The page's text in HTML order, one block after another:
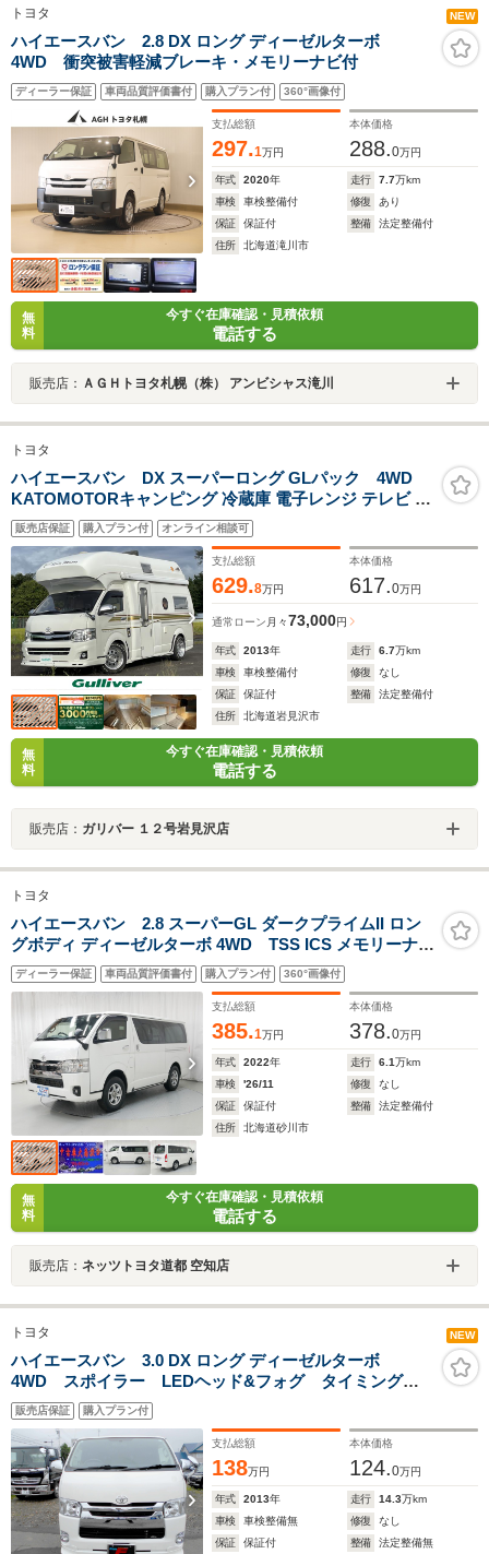
トヨタ NEW
ハイエースバン 2.8 DX ロング ディーゼルターボ
4WD 衝突被害軽減ブレーキ・メモリーナビ付
ディーラー保証 車両品質評価書付 購入プラン付 360°画像付
支払総額
297.1万円
本体価格
288.0万円
年式 2020年 走行 7.7万km
車検
車検整備付 修復
あり
保証
保証付 整備
法定整備付
住所
北海道滝川市
無
料
今すぐ在庫確認・見積依頼
電話する
販売店： ＡＧＨトヨタ札幌（株） アンビシャス滝川
トヨタ
ハイエースバン DX スーパーロング GLパック 4WD
KATOMOTORキャンピング 冷蔵庫 電子レンジ テレビ ヒ
ッチメンバー ソーラーパネル ヒッチメンバー 強化足廻り
社外ハンドル
販売店保証 購入プラン付 オンライン相談可
支払総額
629.8万円
本体価格
617.0万円
通常ローン 月々73,000円
年式 2013年 走行 6.7万km
車検
車検整備付 修復
なし
保証
保証付 整備
法定整備付
住所
北海道岩見沢市
無
料
今すぐ在庫確認・見積依頼
電話する
販売店： ガリバー １２号岩見沢店
トヨタ
ハイエースバン 2.8 スーパーGL ダークプライムII ロン
グボディ ディーゼルターボ 4WD TSS ICS メモリーナビ
フルセグTV ドラレコ LEDヘッドライト エンジンスター
ター ETC バックモニター
ディーラー保証 車両品質評価書付 購入プラン付 360°画像付
支払総額
385.1万円
本体価格
378.0万円
年式 2022年 走行 6.1万km
車検
'26/11 修復
なし
保証
保証付 整備
法定整備付
住所
北海道砂川市
無
料
今すぐ在庫確認・見積依頼
電話する
販売店： ネッツトヨタ道都 空知店
トヨタ NEW
ハイエースバン 3.0 DX ロング ディーゼルターボ
4WD スポイラー LEDヘッド&フォグ タイミングベ
ルト交換済 リアヒーター 6人乗り 寒冷地仕様
販売店保証 購入プラン付
支払総額
138万円
本体価格
124.0万円
年式 2013年 走行 14.3万km
車検
車検整備無 修復
なし
保証
保証付 整備
法定整備無